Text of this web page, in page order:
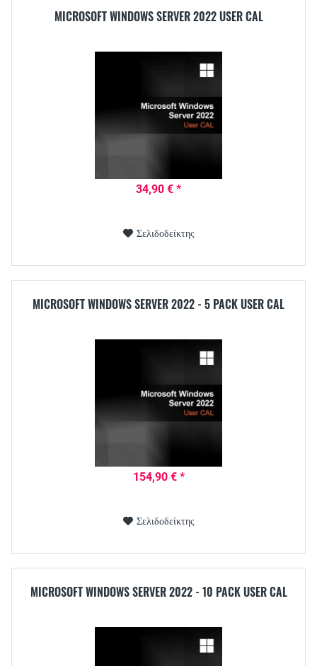
MICROSOFT WINDOWS SERVER 2022 USER CAL
34,90 € *
Σελιδοδείκτης
MICROSOFT WINDOWS SERVER 2022 - 5 PACK USER CAL
154,90 € *
Σελιδοδείκτης
MICROSOFT WINDOWS SERVER 2022 - 10 PACK USER CAL